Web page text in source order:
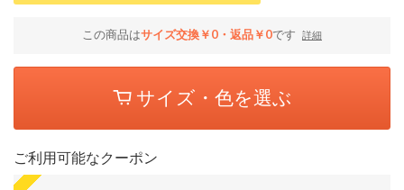
この商品はサイズ交換￥0・返品￥0です 詳細
サイズ・色を選ぶ
ご利用可能なクーポン